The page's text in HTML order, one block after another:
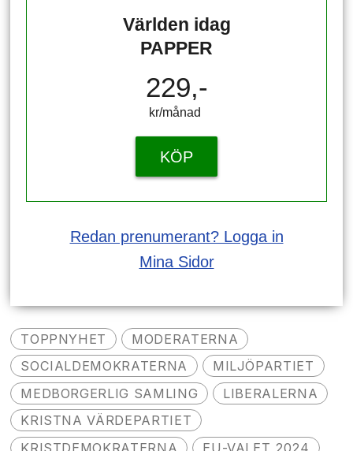
Världen idag
PAPPER
229,-
kr/månad ​​​​​​
KÖP
Redan prenumerant? Logga in
Mina Sidor
TOPPNYHET
MODERATERNA
SOCIALDEMOKRATERNA
MILJÖPARTIET
MEDBORGERLIG SAMLING
LIBERALERNA
KRISTNA VÄRDEPARTIET
KRISTDEMOKRATERNA
EU-VALET 2024